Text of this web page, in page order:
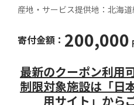
産地・サービス提供地： 北海
寄付金額： 200,000
最新のクーポン利用
制限対象施設は「日
用サイト」から